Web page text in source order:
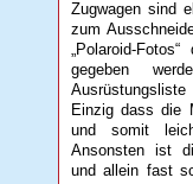
Zugwagen sind
zum
„Polaroid-
gegeben
Einzig dass die
und somit
Ansonsten ist
und allein fast